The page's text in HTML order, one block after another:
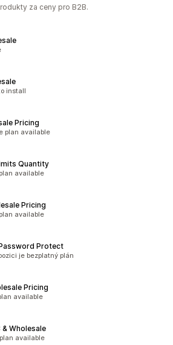
za ceny pro B2B.
1159
412
install
Pricing
1083
plan available
Quantity
149
available
Pricing
256
available
Protect
927
je bezplatný plán
Pricing
214
available
Wholesale
358
available